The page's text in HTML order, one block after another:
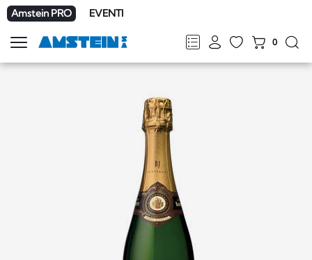
Amstein PRO EVENTI
FRDEENIT
0
Mostra
la